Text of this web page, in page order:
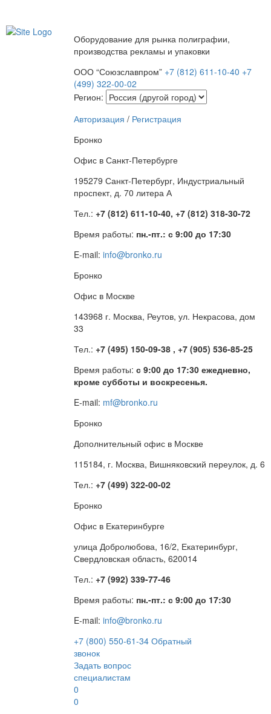
Оборудование для рынка полиграфии,
производства рекламы и упаковки
ООО “Союзславпром” +7 (812) 611-10-40 +7
(499) 322-00-02
Регион:
Авторизация / Регистрация
Бронко
Офис в Санкт-Петербурге
195279 Санкт-Петербург, Индустриальный
проспект, д. 70 литера А
Тел.: +7 (812) 611-10-40, +7 (812) 318-30-72
Время работы: пн.-пт.: с 9:00 до 17:30
E-mail: info@bronko.ru
Бронко
Офис в Москве
143968 г. Москва, Реутов, ул. Некрасова, дом
33
Тел.: +7 (495) 150-09-38 , +7 (905) 536-85-25
Время работы: с 9:00 до 17:30 ежедневно,
кроме субботы и воскресенья.
E-mail: mf@bronko.ru
Бронко
Дополнительный офис в Москве
115184, г. Москва, Вишняковский переулок, д. 6
Тел.: +7 (499) 322-00-02
Бронко
Офис в Екатеринбурге
улица Добролюбова, 16/2, Екатеринбург,
Свердловская область, 620014
Тел.: +7 (992) 339-77-46
Время работы: пн.-пт.: с 9:00 до 17:30
E-mail: info@bronko.ru
+7 (800) 550-61-34 Обратный
звонок
Задать вопрос
специалистам
0
0